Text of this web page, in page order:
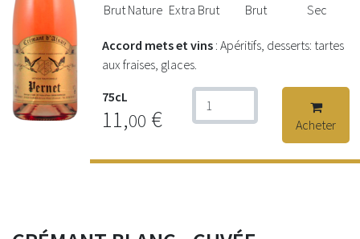
Brut Nature Extra Brut Brut Sec
Accord mets et vins : Apéritifs, desserts: tartes
aux fraises, glaces.
75cL
11,00 € Acheter